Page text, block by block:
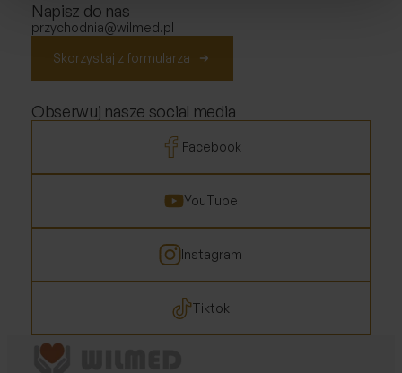
Napisz do nas
przychodnia@wilmed.pl
Skorzystaj z formularza
Obserwuj nasze social media
Facebook
YouTube
Instagram
Tiktok